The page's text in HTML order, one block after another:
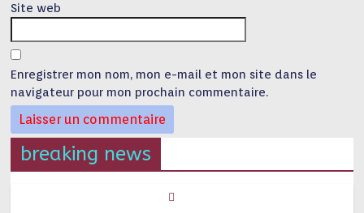
Site web
Enregistrer mon nom, mon e-mail et mon site dans le
navigateur pour mon prochain commentaire.
breaking news